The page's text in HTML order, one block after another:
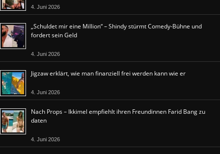
4. Juni 2026
„Schuldet mir eine Million“ – Shindy stürmt Comedy-Bühne und
fordert sein Geld
4. Juni 2026
Jigzaw erklärt, wie man finanziell frei werden kann wie er
4. Juni 2026
Nach Props – Ikkimel empfiehlt ihren Freundinnen Farid Bang zu
daten
4. Juni 2026